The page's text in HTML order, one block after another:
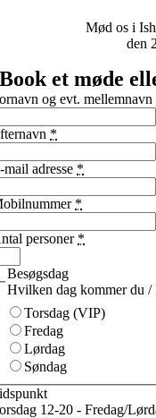
Mød os i
den
Book et møde
og evt. mellemnavn
*
mail adresse *
*
personer *
Besøgsdag
Hvilken dag kommer du /
Torsdag (VIP)
Fredag
Lørdag
Søndag
12-20 - Fredag/